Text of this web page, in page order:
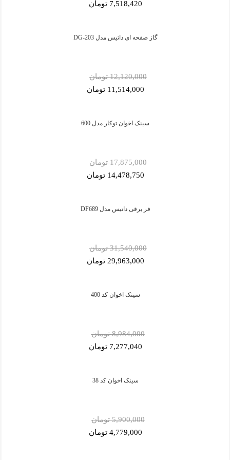
7,518,420 تومان
گاز صفحه ای داتیس مدل DG-203
12,120,000 تومان
11,514,000 تومان
سینک اخوان توکار مدل 600
17,875,000 تومان
14,478,750 تومان
فر برقی داتیس مدل DF689
31,540,000 تومان
29,963,000 تومان
سینک اخوان کد 400
8,984,000 تومان
7,277,040 تومان
سینک اخوان کد 38
5,900,000 تومان
4,779,000 تومان